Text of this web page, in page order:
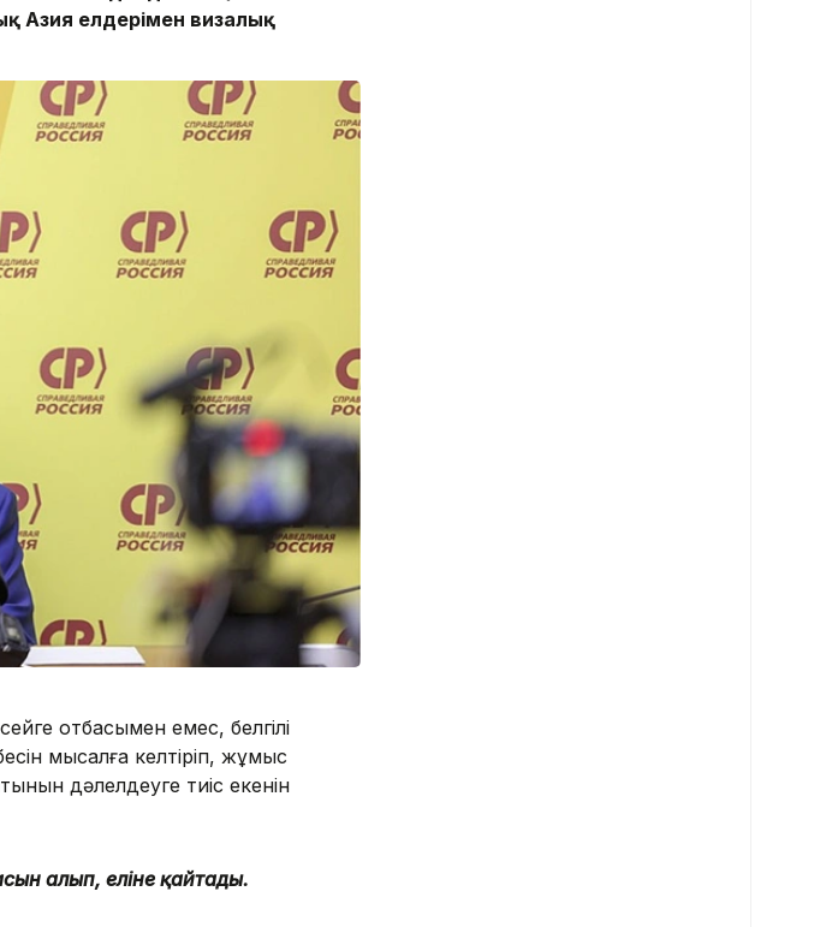
Азия елдерімен визалық
отбасымен емес, белгілі
мысалға келтіріп, жұмыс
дәлелдеуге тиіс екенін
алып, еліне қайтады.